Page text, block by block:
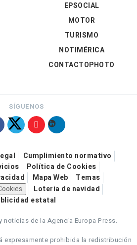
EPSOCIAL
MOTOR
TURISMO
NOTIMÉRICA
CONTACTOPHOTO
SÍGUENOS
Cumplimiento normativo
Política de Cookies
Mapa Web
Temas
Loteria de navidad
estatal
noticias de la Agencia Europa Press.
expresamente prohibida la redistribución